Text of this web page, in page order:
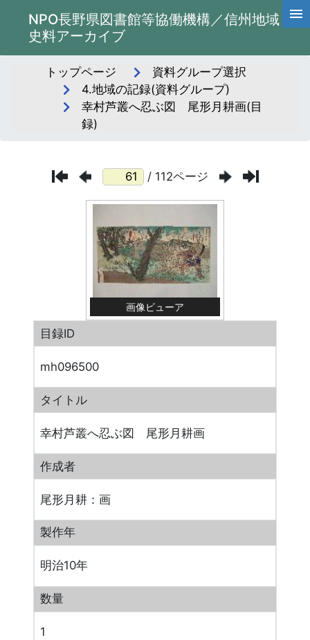
NPO長野県図書館等協働機構／信州地域
史料アーカイブ
トップページ
資料グループ選択
4.地域の記録(資料グループ)
幸村芦叢へ忍ぶ図 尾形月耕画(目
録)
/ 112ページ
画像ビューア
目録ID
mh096500
タイトル
幸村芦叢へ忍ぶ図 尾形月耕画
作成者
尾形月耕：画
製作年
明治10年
数量
1